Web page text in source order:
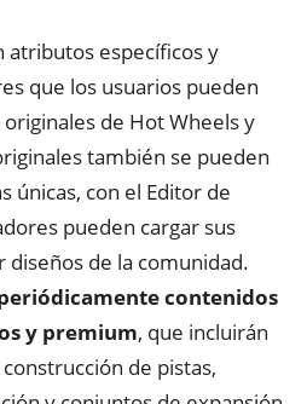
atributos específicos y
que los usuarios pueden
de Hot Wheels y
también se pueden
únicas, con el Editor de
pueden cargar sus
diseños de la comunidad.
contenidos
y premium, que incluirán
de pistas,